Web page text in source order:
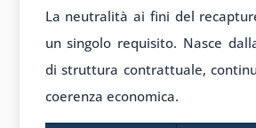
La neutralità ai fini del
un singolo requisito. Nasce
di struttura contrattuale,
coerenza economica.